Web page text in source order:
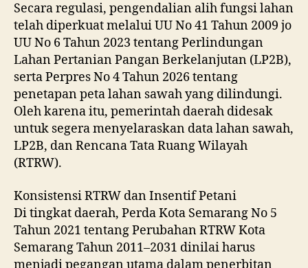
Secara regulasi, pengendalian alih fungsi lahan
telah diperkuat melalui UU No 41 Tahun 2009 jo
UU No 6 Tahun 2023 tentang Perlindungan
Lahan Pertanian Pangan Berkelanjutan (LP2B),
serta Perpres No 4 Tahun 2026 tentang
penetapan peta lahan sawah yang dilindungi.
Oleh karena itu, pemerintah daerah didesak
untuk segera menyelaraskan data lahan sawah,
LP2B, dan Rencana Tata Ruang Wilayah
(RTRW).
Konsistensi RTRW dan Insentif Petani
Di tingkat daerah, Perda Kota Semarang No 5
Tahun 2021 tentang Perubahan RTRW Kota
Semarang Tahun 2011–2031 dinilai harus
menjadi pegangan utama dalam penerbitan